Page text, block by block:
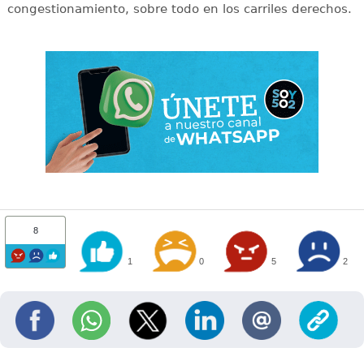
congestionamiento, sobre todo en los carriles derechos.
8
1 0 5 2